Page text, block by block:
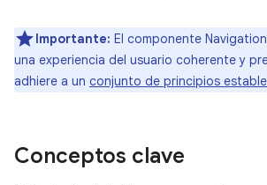
Importante: El componente
una experiencia del usuario coherente y
adhiere a un conjunto de principios
Conceptos clave